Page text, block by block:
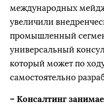
международных
увеличили
промышленный
универсальный
который может по
самостоятельно
– Консалтинг